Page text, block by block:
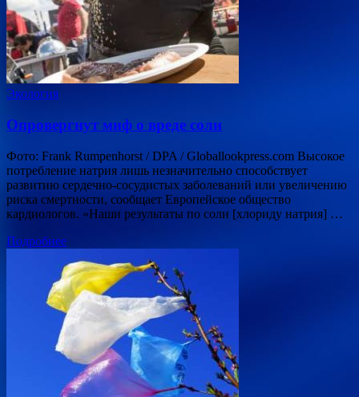
Экология
Опровергнут миф о вреде соли
Фото: Frank Rumpenhorst / DPA / Globallookpress.com Высокое
потребление натрия лишь незначительно способствует
развитию сердечно-сосудистых заболеваний или увеличению
риска смертности, сообщает Европейское общество
кардиологов. «Наши результаты по соли [хлориду натрия] …
Подробнее